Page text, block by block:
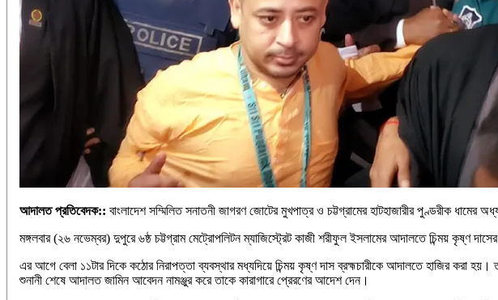
আদালত প্রতিবেদক:: বাংলাদেশ সম্মিলিত সনাতনী জাগরণ জোটের মুখপাত্র ও চট্টগ্রামের হাটহাজারীর পুণ্ডরীক ধামের
মঙ্গলবার (২৬ নভেম্বর) দুপুরে ৬ষ্ঠ চট্টগ্রাম মেট্রোপলিটন ম্যাজিস্ট্রেট কাজী শরীফুল ইসলামের আদালতে চিন্ময় কৃষ্ণ
এর আগে বেলা ১১টার দিকে কঠোর নিরাপত্তা ব্যবস্থার মধ্যদিয়ে চিন্ময় কৃষ্ণ দাস ব্রহ্মচারীকে আদালতে হাজির করা
শুনানী শেষে আদালত জামিন আবেদন নামঞ্জুর করে তাকে কারাগারে প্রেরণের আদেশ দেন।